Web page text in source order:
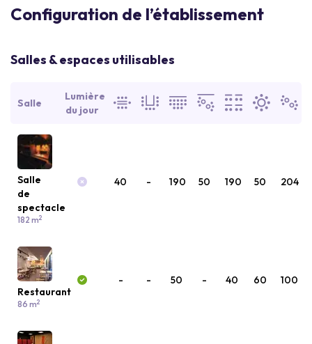
Configuration de l’établissement
Salles & espaces utilisables
Salle
Lumière
du jour
Salle
de
spectacle
182 m2
40 - 190 50 190 50 204
Restaurant
86 m2
- - 50 - 40 60 100